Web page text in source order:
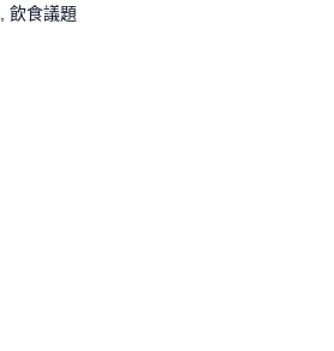
,飲食議題